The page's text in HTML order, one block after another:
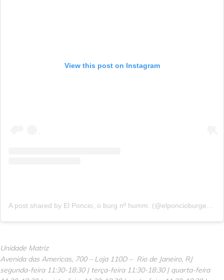
View this post on Instagram
Unidade Matriz
Avenida das Americas, 700 – Loja 110D – Rio de Janeiro, RJ
segunda-feira 11:30-18:30 | terça-feira 11:30-18:30 | quarta-feira